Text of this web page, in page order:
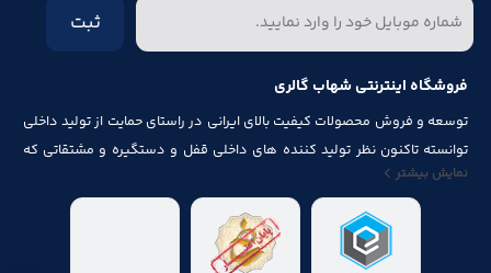
ثبت
فروشگاه اینترنتی شهاب گالری
توسعه و فروش محصولات کیفیت بالای ایرانی در راستای حمایت از تولید داخلی
توانسته تاکنون نظر تولید کننده های داخلی قفل و دستگیره و مشتقاتی که
مرتبط با درب و پنجره باشد از قبیل شماره پلاک، جک آرام بند ، فنر های در ، لولا ،
چرخ ، پیچ ، ریل ، پایه کابینت و لوازم آلات مصرف شده در کابینت را به خود جلب
نمایش بیشتر